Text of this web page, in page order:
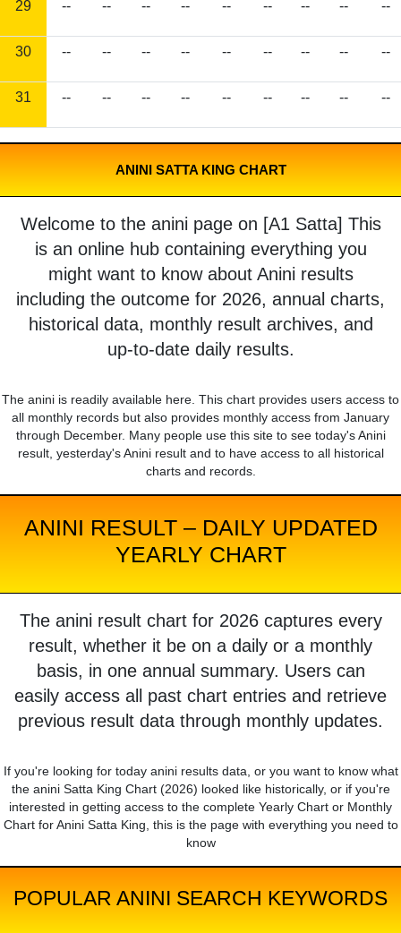
29 -- -- -- -- -- -- -- -- --
30 -- -- -- -- -- -- -- -- --
31 -- -- -- -- -- -- -- -- --
ANINI SATTA KING CHART
Welcome to the anini page on [A1 Satta] This
is an online hub containing everything you
might want to know about Anini results
including the outcome for 2026, annual charts,
historical data, monthly result archives, and
up-to-date daily results.
The anini is readily available here. This chart provides users access to
all monthly records but also provides monthly access from January
through December. Many people use this site to see today's Anini
result, yesterday's Anini result and to have access to all historical
charts and records.
ANINI RESULT – DAILY UPDATED
YEARLY CHART
The anini result chart for 2026 captures every
result, whether it be on a daily or a monthly
basis, in one annual summary. Users can
easily access all past chart entries and retrieve
previous result data through monthly updates.
If you're looking for today anini results data, or you want to know what
the anini Satta King Chart (2026) looked like historically, or if you're
interested in getting access to the complete Yearly Chart or Monthly
Chart for Anini Satta King, this is the page with everything you need to
know
POPULAR ANINI SEARCH KEYWORDS